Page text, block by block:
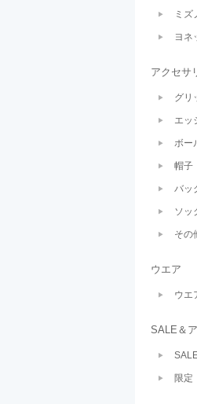
ミ
ヨ
アクセ
グリ
エッ
ボー
帽子
バッ
ソッ
その
ウエア
ウエ
SALE＆
限定